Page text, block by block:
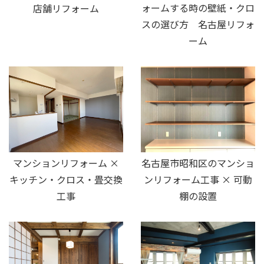
店舗リフォーム
ォームする時の壁紙・クロ
スの選び方 名古屋リフォ
ーム
マンションリフォーム ×
キッチン・クロス・畳交換
工事
名古屋市昭和区のマンショ
ンリフォーム工事 × 可動
棚の設置